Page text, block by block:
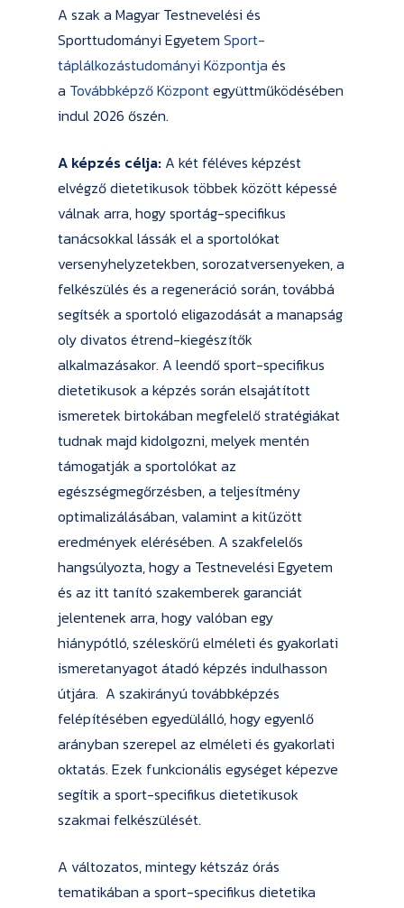
A szak a Magyar Testnevelési és
Sporttudományi EgyetemSport-
táplálkozástudományi Központjaés
a Továbbképző Központegyüttműködésében
indul 2026 őszén.
A képzés célja: A két féléves képzést
elvégző dietetikusok többek között képessé
válnak arra, hogy sportág-specifikus
tanácsokkal lássák el a sportolókat
versenyhelyzetekben, sorozatversenyeken, a
felkészülés és a regeneráció során, továbbá
segítsék a sportoló eligazodását a manapság
oly divatos étrend-kiegészítők
alkalmazásakor. A leendő sport-specifikus
dietetikusok a képzés során elsajátított
ismeretek birtokában megfelelő stratégiákat
tudnak majd kidolgozni, melyek mentén
támogatják a sportolókat az
egészségmegőrzésben, a teljesítmény
optimalizálásában, valamint a kitűzött
eredmények elérésében. A szakfelelős
hangsúlyozta, hogy a Testnevelési Egyetem
és az itt tanító szakemberek garanciát
jelentenek arra, hogy valóban egy
hiánypótló, széleskörű elméleti és gyakorlati
ismeretanyagot átadó képzés indulhasson
útjára. A szakirányú továbbképzés
felépítésében egyedülálló, hogy egyenlő
arányban szerepel az elméleti és gyakorlati
oktatás. Ezek funkcionális egységet képezve
segítik a sport-specifikus dietetikusok
szakmai felkészülését.
A változatos, mintegy kétszáz órás
tematikában a sport-specifikus dietetika